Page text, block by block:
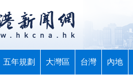
五年規劃 大灣區 台灣 內地